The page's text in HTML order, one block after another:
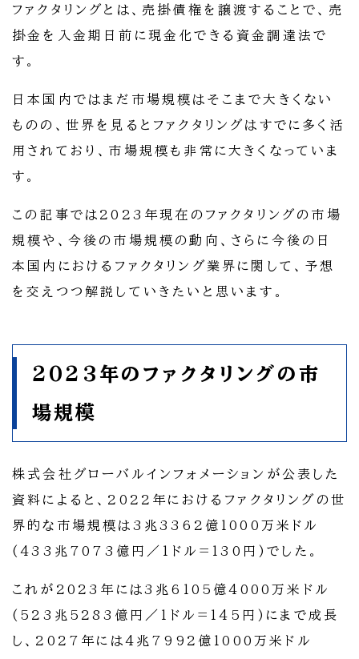
ファクタリングとは、売掛債権を譲渡することで、売
掛金を入金期日前に現金化できる資金調達法で
す。
日本国内ではまだ市場規模はそこまで大きくない
ものの、世界を見るとファクタリングはすでに多く活
用されており、市場規模も非常に大きくなっていま
す。
この記事では2023年現在のファクタリングの市場
規模や、今後の市場規模の動向、さらに今後の日
本国内におけるファクタリング業界に関して、予想
を交えつつ解説していきたいと思います。
2023年のファクタリングの市
場規模
株式会社グローバルインフォメーションが公表した
資料によると、2022年におけるファクタリングの世
界的な市場規模は3兆3362億1000万米ドル
(433兆7073億円／1ドル=130円)でした。
これが2023年には3兆6105億4000万米ドル
(523兆5283億円／1ドル=145円)にまで成長
し、2027年には4兆7992億1000万米ドル